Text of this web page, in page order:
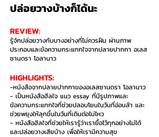
ปล่อยวางบ้างก็ได้นะ
REVIEW:
รู้จักปล่อยวางกับบางอย่างที่ไม่ควรฝืน ผ่านภาพ
ประกอบและข้อความกระแทกใจจากปลายปากกา อเลส
ซานดรา โอลานาว
HIGHLIGHTS:​
-หนังสือจากปลายปากกาของอเลสซานดรา โอลานาว
- เป็นหนังสือฮีลใจ แนว essay ที่มีรูปภาพและ
ข้อความกระแทกใจที่ช่วยปลอบโยนในวันที่อ่อนล้า และ
ช่วยพยุงให้ลุกขึ้นในวันที่เดินต่อไม่ไหว
- หนังสือฮีลใจที่ช่วยให้เรารู้ว่าเรายื้อไว้ทุกอย่างไม่ได้
และปล่อยวางเสียบ้าง เพื่อให้เรามีความสุข